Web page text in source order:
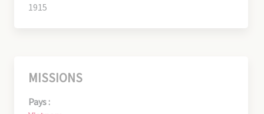
1915
MISSIONS
Pays :